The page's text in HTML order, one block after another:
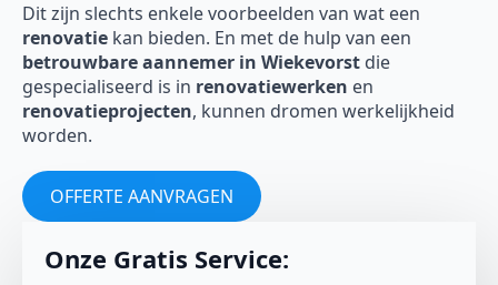
Dit zijn slechts enkele voorbeelden van wat een
renovatie kan bieden. En met de hulp van een
betrouwbare aannemer in Wiekevorst die
gespecialiseerd is in renovatiewerken en
renovatieprojecten, kunnen dromen werkelijkheid
worden.
OFFERTE AANVRAGEN
Onze Gratis Service: